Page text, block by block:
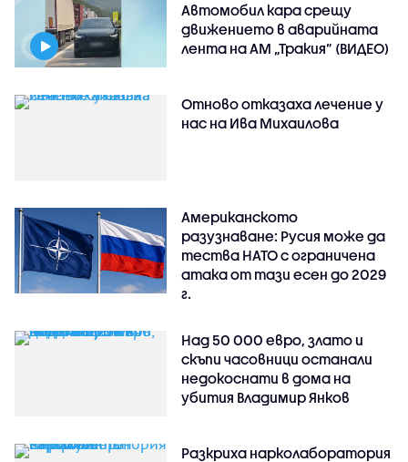
Автомобил кара срещу
движението в аварийната
лента на АМ „Тракия” (ВИДЕО)
Отново отказаха лечение у
нас на Ива Михаилова
Американското
разузнаване: Русия може да
тества НАТО с ограничена
атака от тази есен до 2029
г.
Над 50 000 евро, злато и
скъпи часовници останали
недокоснати в дома на
убития Владимир Янков
Разкриха нарколаборатория